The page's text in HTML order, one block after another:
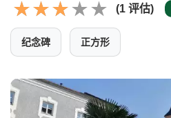
(1 评估)
纪念碑 正方形